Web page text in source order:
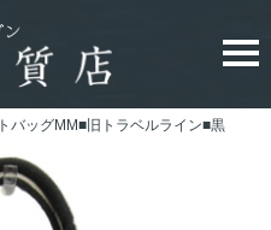
バッグMM■旧トラベルライン■黒